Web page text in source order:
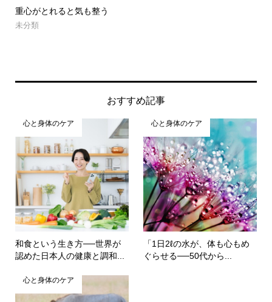
おすすめ記事
心と身体のケア
和食という生き方──世界が
認めた日本人の健康と調和...
心と身体のケア
「1日2ℓの水が、体も心もめ
ぐらせる──50代から...
心と身体のケア